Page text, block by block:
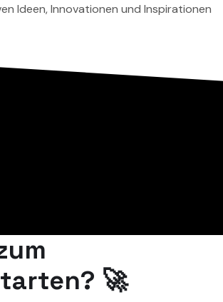
Ideen, Innovationen und Inspirationen
🚀